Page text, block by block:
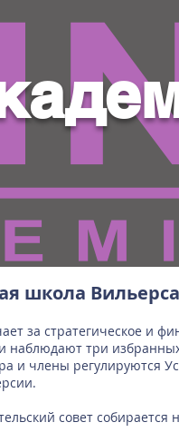
школа
за стратегическое и
наблюдают три
и члены регулируются
совет собирается